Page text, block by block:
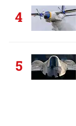
4
5